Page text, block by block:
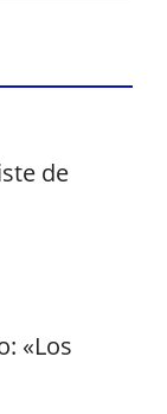
de
«Los